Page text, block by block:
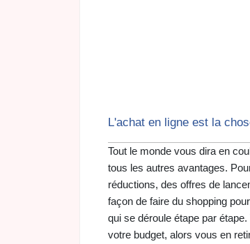
L'achat en ligne est la
Tout le monde vous dira en
tous les autres avantages.
réductions, des offres de
façon de faire du shopping
qui se déroule étape par
votre budget, alors vous en